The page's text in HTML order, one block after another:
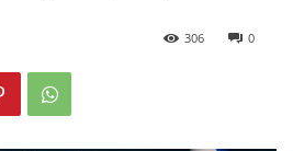
0
306